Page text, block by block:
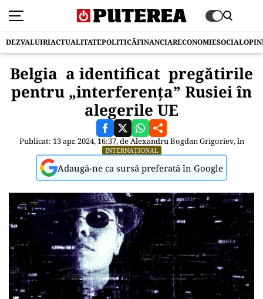
DEZVALUIRIACTUALITATEPOLITICĂFINANCIARECONOMIESOCIAL
Belgia a identificat pregătirile
pentru „interferența” Rusiei în
alegerile UE
Publicat: 13 apr. 2024, 16:37, deAlexandru Bogdan Grigoriev, în
INTERNAȚIONAL
Adaugă-ne ca sursă preferată în Google